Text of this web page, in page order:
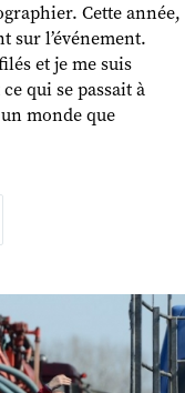
Cette année,
sur l’événement.
et je me suis
qui se passait à
monde que